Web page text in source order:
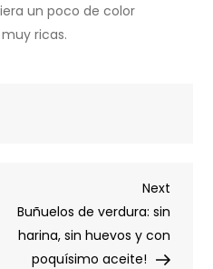
un poco de color
ricas.
Next
Post
Next
Buñuelos de verdura: sin
harina, sin huevos y con
poquísimo aceite!